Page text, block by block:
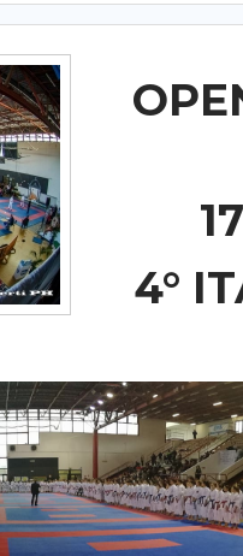
4°